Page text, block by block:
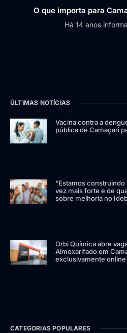
O que importa para
Há 14 anos
ÚLTIMAS NOTÍCIAS
Vacina contra a
pública de Camaçari
“Estamos
vez mais forte e de
sobre melhoria no
Orbi Química abre
Almoxarifado em
exclusivamente online
CATEGORIAS POPULARES